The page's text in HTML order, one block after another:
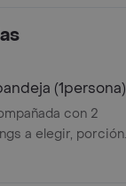
(1persona)
con 2
a elegir, porción